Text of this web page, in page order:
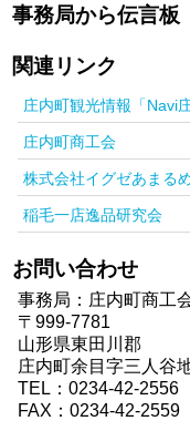
事務局から伝言板
関連リンク
庄内町観光情報「Navi庄
庄内町商工会
株式会社イグゼあまる
稲毛一店逸品研究会
お問い合わせ
事務局：庄内町商工
〒999-7781
山形県東田川郡
庄内町余目字三人谷
TEL：0234-42-2556
FAX：0234-42-2559